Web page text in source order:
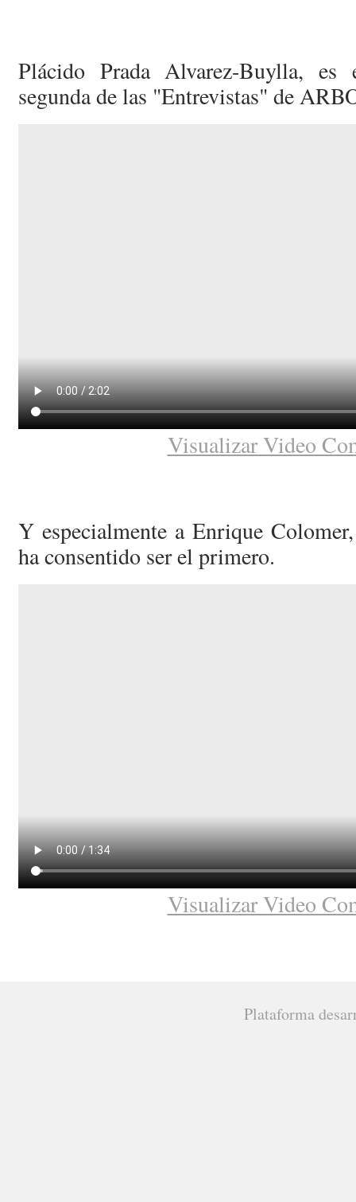
Plácido Prada Alvarez-Buylla,
segunda de las "Entrevistas" de
Visualizar Video
Y especialmente a Enrique
ha consentido ser el primero.
Visualizar Video
Plataforma